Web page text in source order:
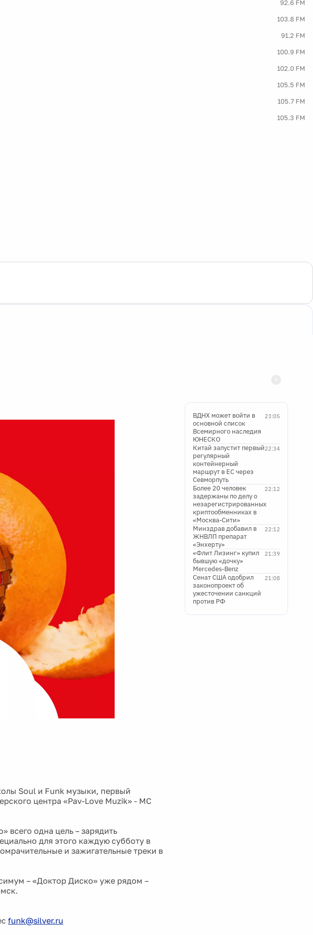
92.6 FM
103.8 FM
91.2 FM
100.9 FM
102.0 FM
105.5 FM
105.7 FM
105.3 FM
Soul и Funk музыки, первый
центра «Pav-Love Muzik» - МС
одна цель – зарядить
для этого каждую субботу в
и зажигательные треки в
– «Доктор Диско» уже рядом –
funk@silver.ru
23:05
ВДНХ может войти в
основной список
Всемирного наследия
ЮНЕСКО
22:34
Китай запустит первый
регулярный
контейнерный
маршрут в ЕС через
Севморпуть
22:12
Более 20 человек
задержаны по делу о
незарегистрированных
криптообменниках в
«Москва-Сити»
22:12
Минздрав добавил в
ЖНВЛП препарат
«Энхерту»
21:39
«Флит Лизинг» купил
бывшую «дочку»
Mercedes-Benz
21:08
Сенат США одобрил
законопроект об
ужесточении санкций
против РФ